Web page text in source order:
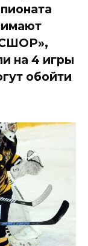
СШОР»,
на 4 игры
обойти